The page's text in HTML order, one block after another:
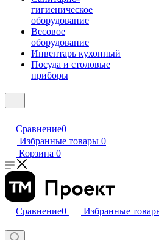
гигиеническое
оборудование
Весовое
оборудование
Инвентарь кухонный
Посуда и столовые
приборы
Сравнение0
Избранные товары 0
Корзина 0
Сравнение0 Избранные